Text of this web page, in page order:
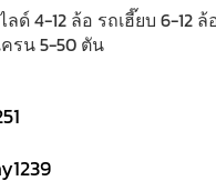
ด์ 4-12 ล้อ รถเฮี๊ยบ 6-12 ล้
รน 5-50 ตัน